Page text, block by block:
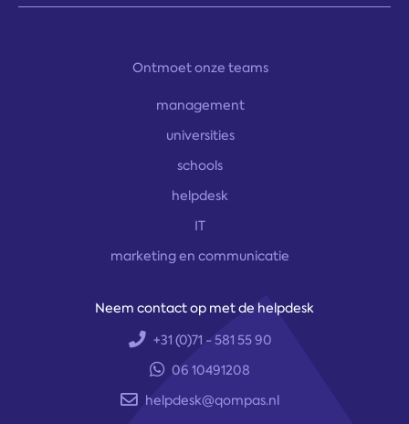
Ontmoet onze teams
management
universities
schools
helpdesk
IT
marketing en communicatie
Neem contact op met de helpdesk
+31 (0)71 - 581 55 90
06 10491208
helpdesk@qompas.nl